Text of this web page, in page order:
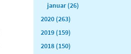
januar (26)
2020 (263)
2019 (159)
2018 (150)